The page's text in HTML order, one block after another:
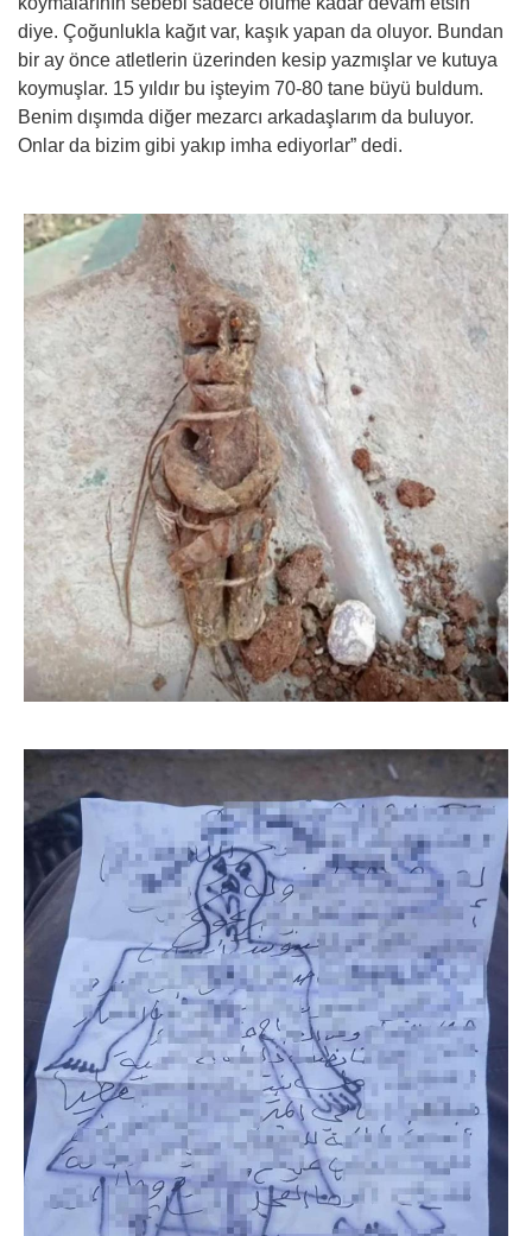
diye. Çoğunlukla kağıt var, kaşık yapan da oluyor. Bundan
bir ay önce atletlerin üzerinden kesip yazmışlar ve kutuya
koymuşlar. 15 yıldır bu işteyim 70-80 tane büyü buldum.
Benim dışımda diğer mezarcı arkadaşlarım da buluyor.
Onlar da bizim gibi yakıp imha ediyorlar” dedi.